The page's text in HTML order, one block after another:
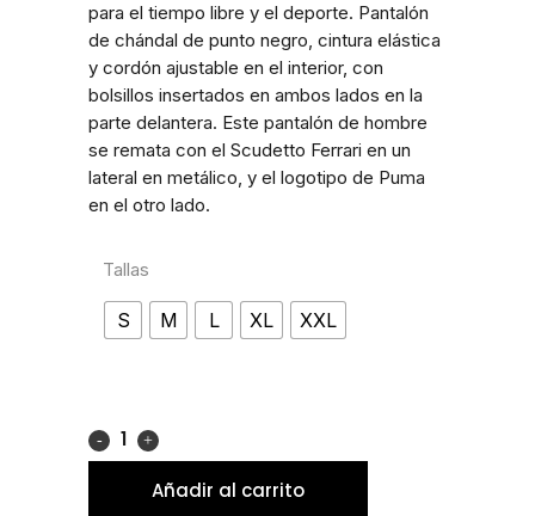
para el tiempo libre y el deporte. Pantalón
de chándal de punto negro, cintura elástica
y cordón ajustable en el interior, con
bolsillos insertados en ambos lados en la
parte delantera. Este pantalón de hombre
se remata con el Scudetto Ferrari en un
lateral en metálico, y el logotipo de Puma
en el otro lado.
Tallas
S M L XL XXL
Añadir al carrito